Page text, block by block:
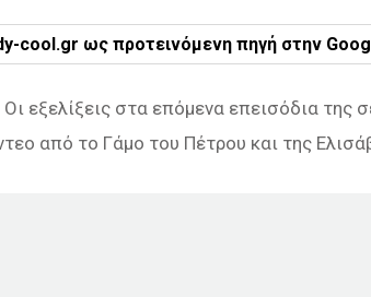
cool.gr ως προτεινόμενη πηγή στην
εξελίξεις στα επόμενα επεισόδια της
από το Γάμο του Πέτρου και της